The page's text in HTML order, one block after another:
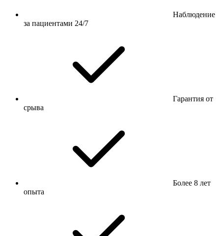
Наблюдение
за пациентами 24/7
Гарантия от
срыва
Более 8 лет
опыта